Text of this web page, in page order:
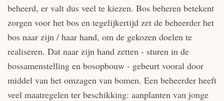
beheerd, er valt dus veel te kiezen. Bos beheren betekent
zorgen voor het bos en tegelijkertijd zet de beheerder het
bos naar zijn / haar hand, om de gekozen doelen te
realiseren. Dat naar zijn hand zetten - sturen in de
bossamenstelling en bosopbouw - gebeurt vooral door
middel van het omzagen van bomen. Een beheerder heeft
veel maatregelen ter beschikking: aanplanten van jonge